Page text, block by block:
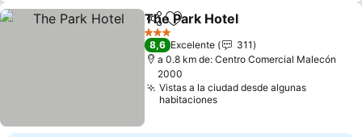
Compartir
Agregar a favoritos
The Park Hotel
3 Estrellas
8,6 Excelente
311
a 0.8 km de: Centro Comercial Malecón
2000
Vistas a la ciudad desde algunas
habitaciones